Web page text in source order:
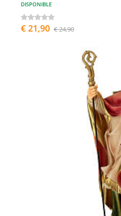
DISPONIBLE
€ 21,90 € 24,90